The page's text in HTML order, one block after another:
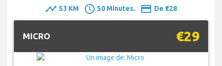
timeline 53 KM schedule 50 Minutes. payment De €28
MICRO €29